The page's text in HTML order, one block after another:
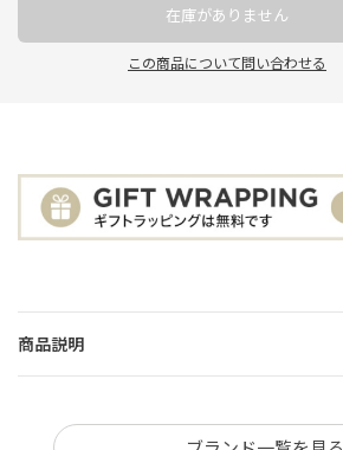
在庫がありません
この商品について問い合わせる
商品説明